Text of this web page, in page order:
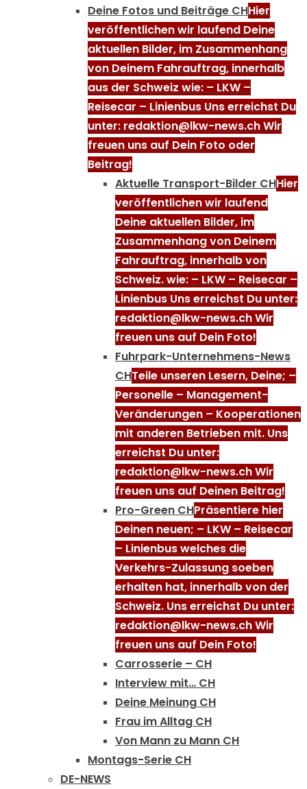
Deine Fotos und Beiträge CHHier
veröffentlichen wir laufend Deine
aktuellen Bilder, im Zusammenhang
von Deinem Fahrauftrag, innerhalb
aus der Schweiz wie: – LKW –
Reisecar – Linienbus Uns erreichst Du
unter: redaktion@lkw-news.ch Wir
freuen uns auf Dein Foto oder
Beitrag!
Aktuelle Transport-Bilder CHHier
veröffentlichen wir laufend
Deine aktuellen Bilder, im
Zusammenhang von Deinem
Fahrauftrag, innerhalb von
Schweiz. wie: – LKW – Reisecar –
Linienbus Uns erreichst Du unter:
redaktion@lkw-news.ch Wir
freuen uns auf Dein Foto!
Fuhrpark-Unternehmens-News
CHTeile unseren Lesern, Deine; –
Personelle – Management-
Veränderungen – Kooperationen
mit anderen Betrieben mit. Uns
erreichst Du unter:
redaktion@lkw-news.ch Wir
freuen uns auf Deinen Beitrag!
Pro-Green CHPräsentiere hier
Deinen neuen; – LKW – Reisecar
– Linienbus welches die
Verkehrs-Zulassung soeben
erhalten hat, innerhalb von der
Schweiz. Uns erreichst Du unter:
redaktion@lkw-news.ch Wir
freuen uns auf Dein Foto!
Carrosserie – CH
Interview mit… CH
Deine Meinung CH
Frau im Alltag CH
Von Mann zu Mann CH
Montags-Serie CH
DE-NEWS